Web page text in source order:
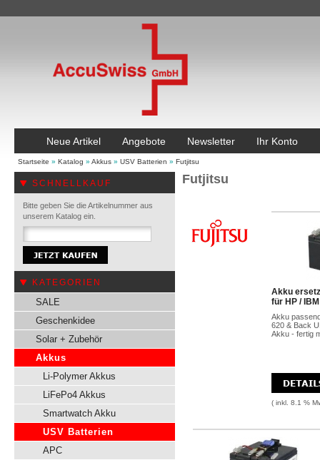
Neue Artikel Angebote Newsletter Ihr Konto
Startseite » Katalog » Akkus » USV Batterien » Futjitsu
SCHNELLKAUF
Bitte geben Sie die Artikelnummer aus
unserem Katalog ein.
KATEGORIEN
SALE
Geschenkidee
Solar + Zubehör
Akkus
Li-Polymer Akkus
LiFePo4 Akkus
Smartwatch Akku
USV Batterien
APC
Futjitsu
Akku
für HP /
Akku
620 & Back
Akku - fertig
( inkl. 8.1 %